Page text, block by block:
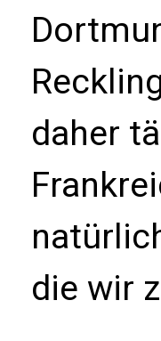
daher
die wir